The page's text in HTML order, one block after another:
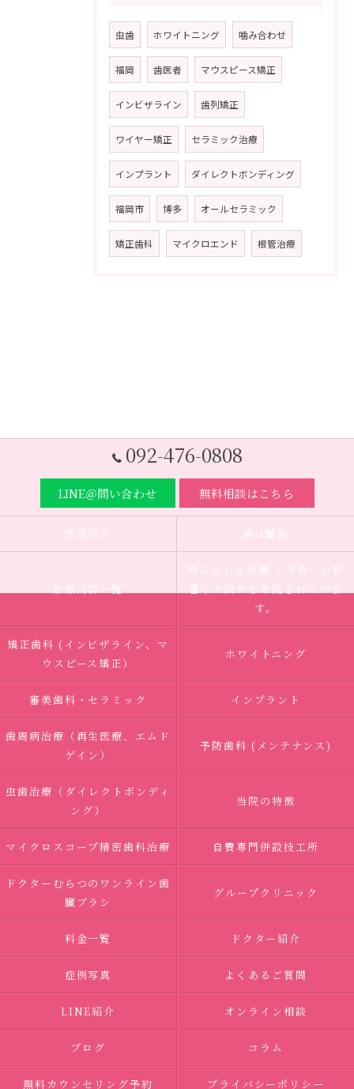
虫歯 ホワイトニング 噛み合わせ
福岡 歯医者 マウスピース矯正
インビザライン 歯列矯正
ワイヤー矯正 セラミック治療
インプラント ダイレクトボンディング
福岡市 博多 オールセラミック
矯正歯科 マイクロエンド 根管治療
092-476-0808
LINE＠問い合わせ 無料相談はこちら
医院紹介 歯は臓器
診療内容一覧
噛み合わせ治療 ｜全身への影
響｜全国から来院されていま
す。
矯正歯科 (インビザライン、マ
ウスピース矯正）
ホワイトニング
審美歯科・セラミック インプラント
歯周病治療（再生医療、エムド
ゲイン）
予防歯科 (メンテナンス)
虫歯治療（ダイレクトボンディ
ング）
当院の特徴
マイクロスコープ精密歯科治療 自費専門併設技工所
ドクターむらつのワンライン歯
臓ブラシ
グループクリニック
料金一覧 ドクター紹介
症例写真 よくあるご質問
LINE紹介 オンライン相談
ブログ コラム
無料カウンセリング予約 プライバシーポリシー